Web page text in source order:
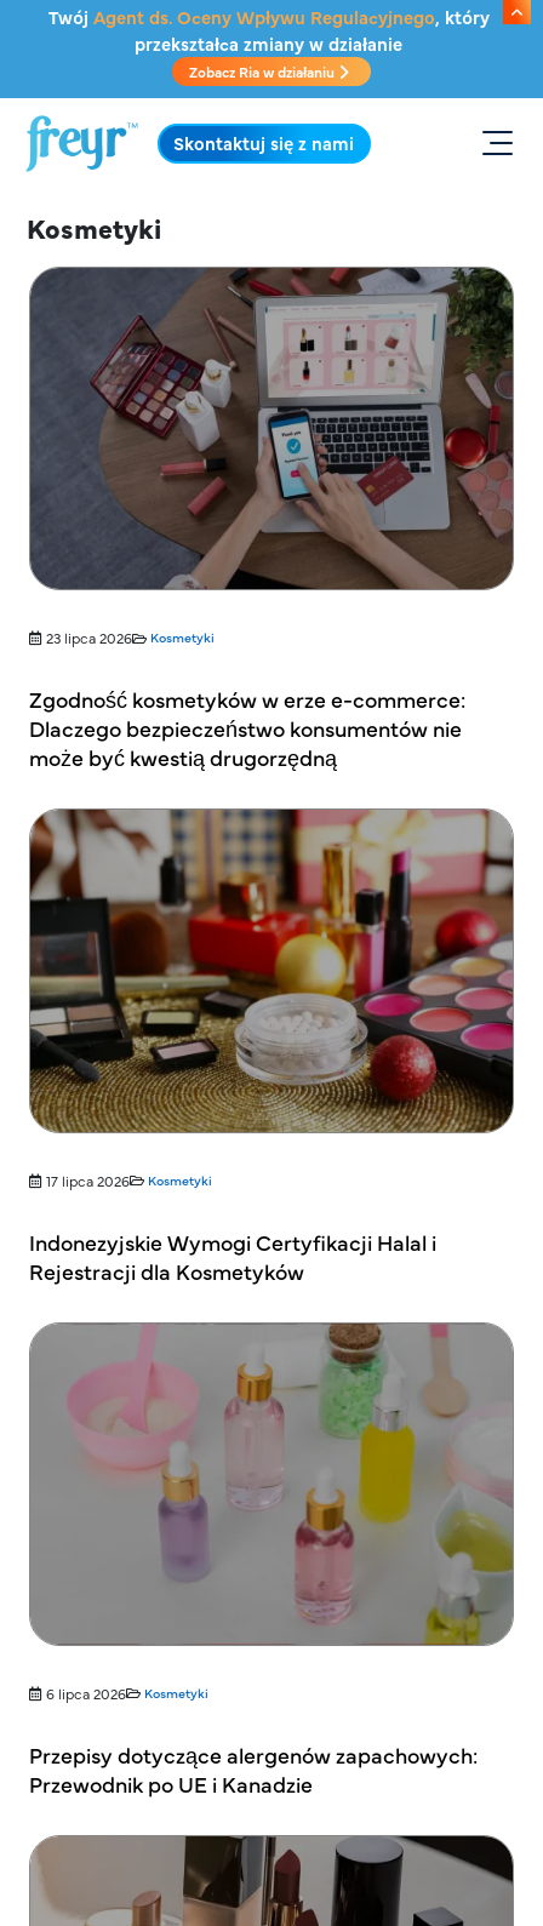
Przejdź do głównej treści
Twój Agent ds. Oceny Wpływu Regulacyjnego, który
przekształca zmiany w działanie
Zobacz Ria w działaniu
.
Skontaktuj się z nami
Kosmetyki
23 lipca 2026 Kosmetyki
Zgodność kosmetyków w erze e-commerce:
Dlaczego bezpieczeństwo konsumentów nie
może być kwestią drugorzędną
17 lipca 2026 Kosmetyki
Indonezyjskie Wymogi Certyfikacji Halal i
Rejestracji dla Kosmetyków
6 lipca 2026 Kosmetyki
Przepisy dotyczące alergenów zapachowych:
Przewodnik po UE i Kanadzie